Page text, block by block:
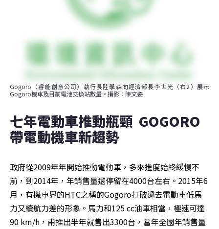
Gogoro（睿能創意公司）執行長陸學森向經濟部長李世光（右2）展示
Gogoro機車及目前電池交換站數量。攝影：陳文姿
七年電動車推動瓶頸  GOGORO
帶電動機車新趨勢
政府從2009年年開始推動電動車，多來進度始終緩慢不
前，到2014年，年銷售量還停留在4000台左右。2015年6
月，有機車界的HTC之稱的Gogoro打破過去電動車低馬
力又續航力差的形象。馬力和125 cc油車相當，極速可達
90 km/h，甫推出半年就售出3300台，當年全國年銷售量